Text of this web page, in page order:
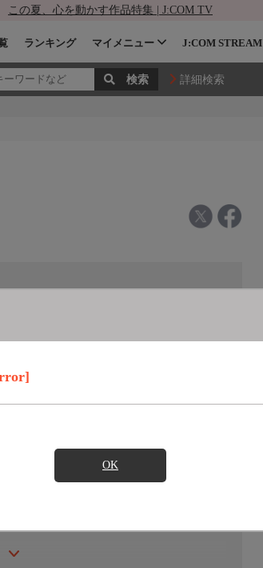
この夏、心を動かす作品特集 | J:COM TV
ランキング マイメニュー J:COM STREAM
詳細検索
OK
古都、奈良。その大きな魅力が、町に里に
ズムとなり、牡鹿の求愛の声に心動かさ
は、耳をすませてみると金魚の産卵期の
大和路の旅。